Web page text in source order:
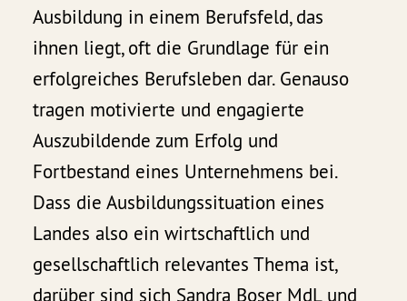
Ausbildung in einem Berufsfeld, das
ihnen liegt, oft die Grundlage für ein
erfolgreiches Berufsleben dar. Genauso
tragen motivierte und engagierte
Auszubildende zum Erfolg und
Fortbestand eines Unternehmens bei.
Dass die Ausbildungssituation eines
Landes also ein wirtschaftlich und
gesellschaftlich relevantes Thema ist,
darüber sind sich Sandra Boser MdL und